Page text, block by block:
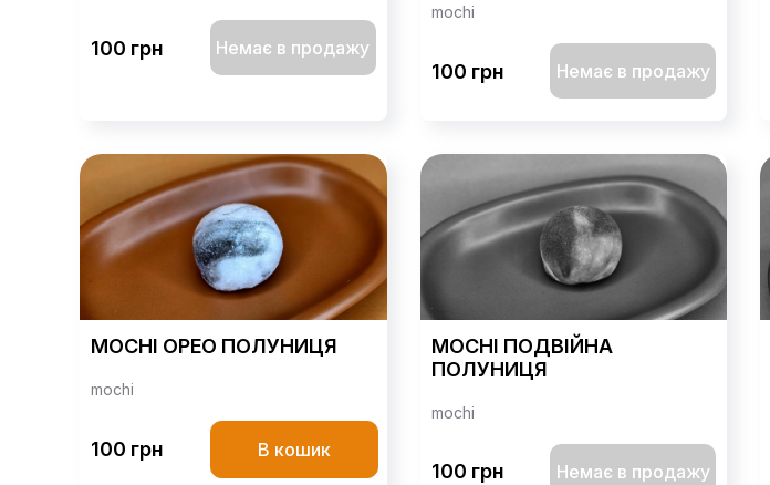
100 грн Немає в продажу
mochi
100 грн Немає в продажу
MOCHI ОРЕО ПОЛУНИЦЯ
mochi
100 грн В кошик
MOCHI ПОДВІЙНА
ПОЛУНИЦЯ
mochi
100 грн Немає в продажу